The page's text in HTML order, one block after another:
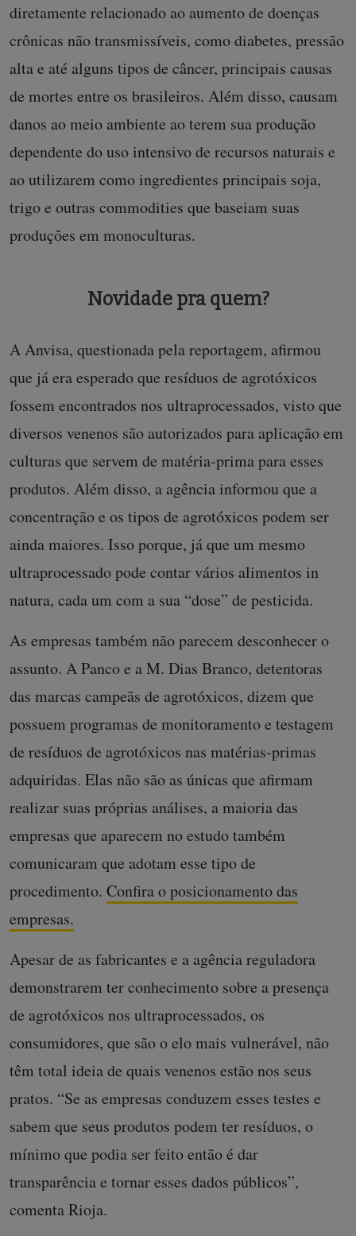
diretamente relacionado ao aumento de doenças
crônicas não transmissíveis, como diabetes, pressão
alta e até alguns tipos de câncer, principais causas
de mortes entre os brasileiros. Além disso, causam
danos ao meio ambiente ao terem sua produção
dependente do uso intensivo de recursos naturais e
ao utilizarem como ingredientes principais soja,
trigo e outras commodities que baseiam suas
produções em monoculturas.
Novidade pra quem?
A Anvisa, questionada pela reportagem, afirmou
que já era esperado que resíduos de agrotóxicos
fossem encontrados nos ultraprocessados, visto que
diversos venenos são autorizados para aplicação em
culturas que servem de matéria-prima para esses
produtos. Além disso, a agência informou que a
concentração e os tipos de agrotóxicos podem ser
ainda maiores. Isso porque, já que um mesmo
ultraprocessado pode contar vários alimentos in
natura, cada um com a sua “dose” de pesticida.
As empresas também não parecem desconhecer o
assunto. A Panco e a M. Dias Branco, detentoras
das marcas campeãs de agrotóxicos, dizem que
possuem programas de monitoramento e testagem
de resíduos de agrotóxicos nas matérias-primas
adquiridas. Elas não são as únicas que afirmam
realizar suas próprias análises, a maioria das
empresas que aparecem no estudo também
comunicaram que adotam esse tipo de
procedimento. Confira o posicionamento das
empresas.
Apesar de as fabricantes e a agência reguladora
demonstrarem ter conhecimento sobre a presença
de agrotóxicos nos ultraprocessados, os
consumidores, que são o elo mais vulnerável, não
têm total ideia de quais venenos estão nos seus
pratos. “Se as empresas conduzem esses testes e
sabem que seus produtos podem ter resíduos, o
mínimo que podia ser feito então é dar
transparência e tornar esses dados públicos”,
comenta Rioja.